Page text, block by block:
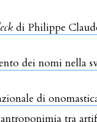
di Philippe
dei nomi nella
di
tra